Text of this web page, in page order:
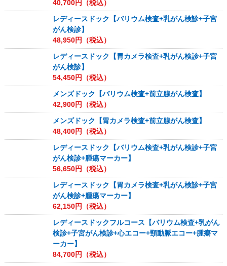
40,700円（税込）
レディースドック【バリウム検査+乳がん検診+子宮
がん検診】
48,950円（税込）
レディースドック【胃カメラ検査+乳がん検診+子宮
がん検診】
54,450円（税込）
メンズドック【バリウム検査+前立腺がん検査】
42,900円（税込）
メンズドック【胃カメラ検査+前立腺がん検査】
48,400円（税込）
レディースドック【バリウム検査+乳がん検診+子宮
がん検診+腫瘍マーカー】
56,650円（税込）
レディースドック【胃カメラ検査+乳がん検診+子宮
がん検診+腫瘍マーカー】
62,150円（税込）
レディースドックフルコース【バリウム検査+乳がん
検診+子宮がん検診+心エコー+頸動脈エコー+腫瘍マ
ーカー】
84,700円（税込）